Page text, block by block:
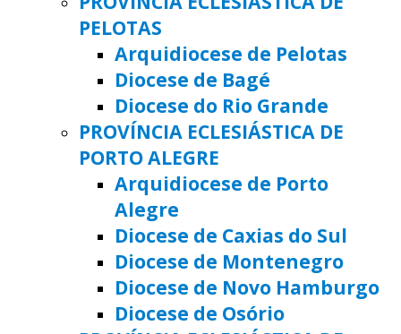
PELOTAS
Arquidiocese de Pelotas
Diocese de Bagé
Diocese do Rio Grande
PROVÍNCIA ECLESIÁSTICA DE
PORTO ALEGRE
Arquidiocese de Porto
Alegre
Diocese de Caxias do Sul
Diocese de Montenegro
Diocese de Novo Hamburgo
Diocese de Osório